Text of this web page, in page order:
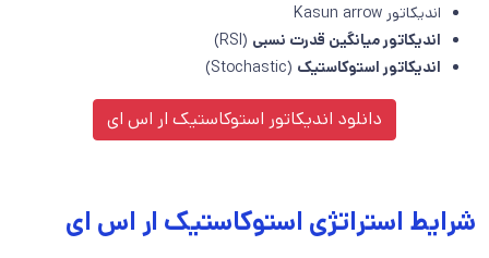
اندیکاتور Kasun arrow
اندیکاتور میانگین قدرت نسبی (RSI)
اندیکاتور استوکاستیک (Stochastic)
دانلود اندیکاتور استوکاستیک ار اس ای
شرایط استراتژی استوکاستیک ار اس ای